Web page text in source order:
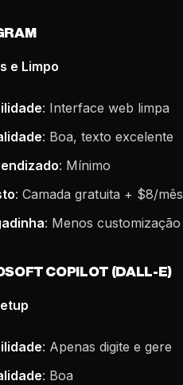
e Limpo
: Interface web limpa
: Boa, texto excelente
: Mínimo
: Camada gratuita + $8/mês
: Menos customização
COPILOT (DALL-E)
: Apenas digite e gere
: Boa